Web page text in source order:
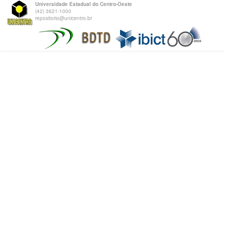
Universidade Estadual do Centro-Oeste
(42) 3621-1000
repositorio@unicentro.br